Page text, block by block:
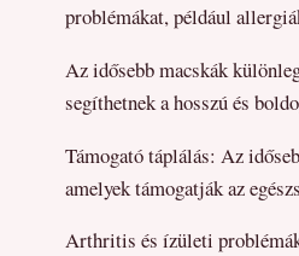
problémákat, például
Az idősebb macskák
segíthetnek a hosszú és
Támogató táplálás: Az
amelyek támogatják az
Arthritis és ízületi